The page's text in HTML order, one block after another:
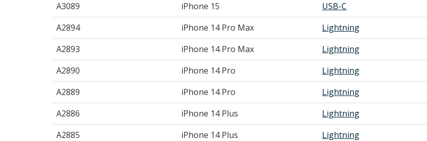
A3089
iPhone 15 USB-C
A2894
iPhone 14 Pro Max Lightning
A2893
iPhone 14 Pro Max Lightning
A2890
iPhone 14 Pro Lightning
A2889
iPhone 14 Pro Lightning
A2886
iPhone 14 Plus Lightning
A2885
iPhone 14 Plus Lightning